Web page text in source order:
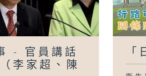
- 官員講話
李家超、陳